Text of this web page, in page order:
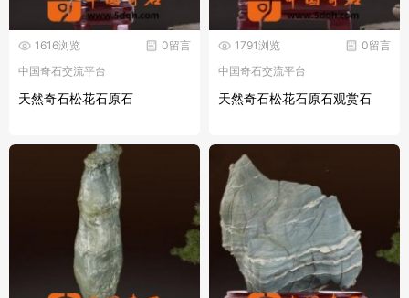
0留言
1616浏览
中国奇石交流平台
天然奇石松花石原石
0留言
1791浏览
中国奇石交流平台
天然奇石松花石原石观赏石